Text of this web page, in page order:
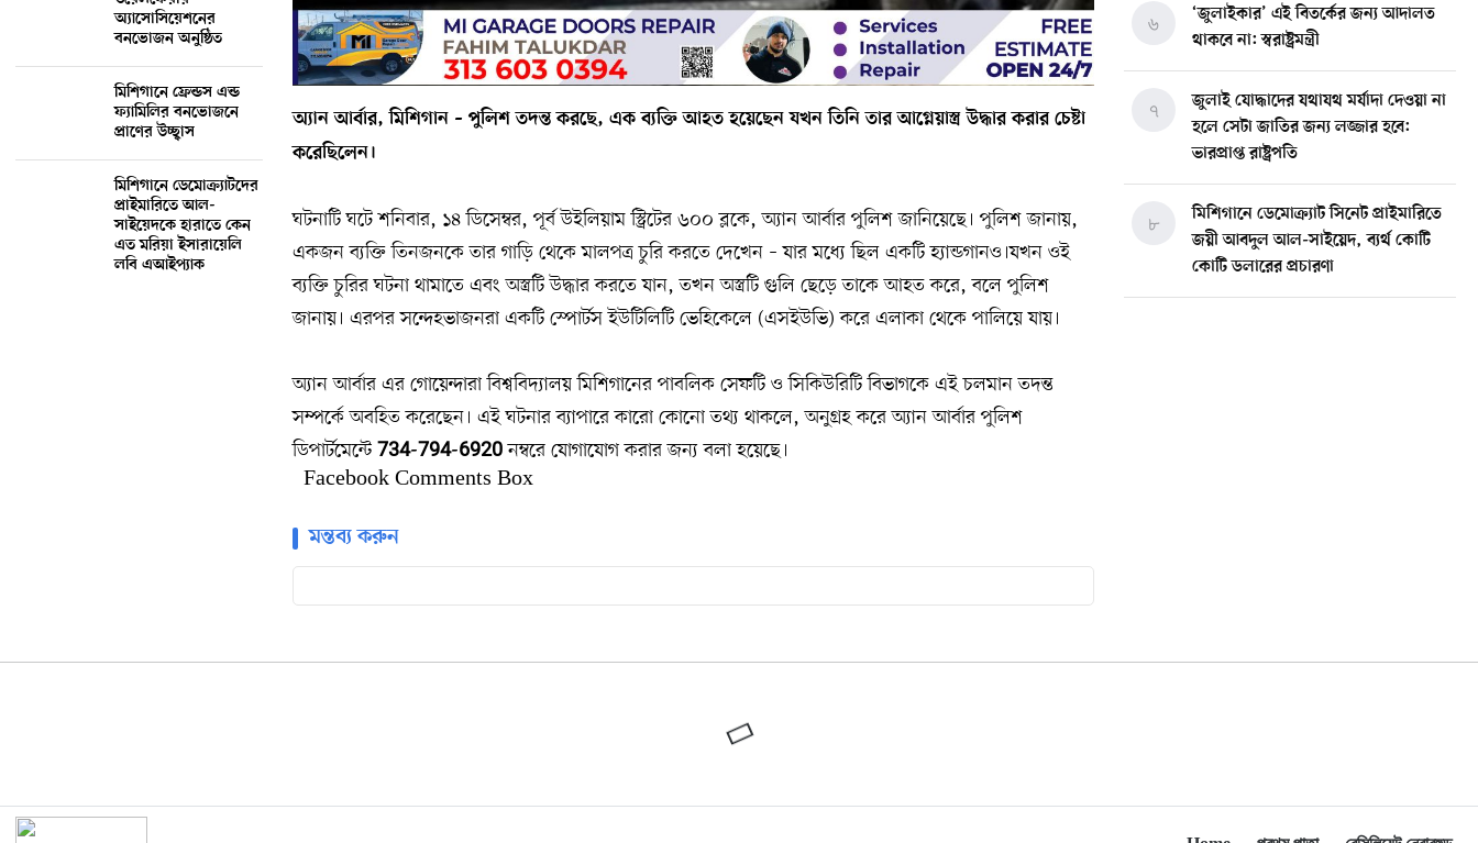
অ্যাসোসিয়েশনের
বনভোজন অনুষ্ঠিত
মিশিগানে ফ্রেন্ডস এন্ড
ফ্যামিলির বনভোজনে
প্রাণের উচ্ছ্বাস
মিশিগানে ডেমোক্র্যাটদের
প্রাইমারিতে আল-
সাইয়েদকে হারাতে কেন
এত মরিয়া ইসারায়েলি
লবি এআইপ্যাক
অ্যান আর্বার, মিশিগান – পুলিশ তদন্ত করছে, এক ব্যক্তি আহত হয়েছেন যখন তিনি তার আগ্নেয়াস্ত্র উদ্ধার করার চেষ্টা
করেছিলেন।
ঘটনাটি ঘটে শনিবার, ১৪ ডিসেম্বর, পূর্ব উইলিয়াম স্ট্রিটের ৬০০ ব্লকে, অ্যান আর্বার পুলিশ জানিয়েছে। পুলিশ জানায়,
একজন ব্যক্তি তিনজনকে তার গাড়ি থেকে মালপত্র চুরি করতে দেখেন – যার মধ্যে ছিল একটি হ্যান্ডগানও।যখন ওই
ব্যক্তি চুরির ঘটনা থামাতে এবং অস্ত্রটি উদ্ধার করতে যান, তখন অস্ত্রটি গুলি ছেড়ে তাকে আহত করে, বলে পুলিশ
জানায়। এরপর সন্দেহভাজনরা একটি স্পোর্টস ইউটিলিটি ভেহিকেলে (এসইউভি) করে এলাকা থেকে পালিয়ে যায়।
অ্যান আর্বার এর গোয়েন্দারা বিশ্ববিদ্যালয় মিশিগানের পাবলিক সেফটি ও সিকিউরিটি বিভাগকে এই চলমান তদন্ত
সম্পর্কে অবহিত করেছেন। এই ঘটনার ব্যাপারে কারো কোনো তথ্য থাকলে, অনুগ্রহ করে অ্যান আর্বার পুলিশ
ডিপার্টমেন্টে 734-794-6920নম্বরে যোগাযোগ করার জন্য বলা হয়েছে।
Facebook Comments Box
মন্তব্য করুন
‘জুলাইকার’ এই বিতর্কের জন্য আদালত
থাকবে না: স্বরাষ্ট্রমন্ত্রী
৬
জুলাই যোদ্ধাদের যথাযথ মর্যাদা দেওয়া না
হলে সেটা জাতির জন্য লজ্জার হবে:
ভারপ্রাপ্ত রাষ্ট্রপতি
৭
মিশিগানে ডেমোক্র্যাট সিনেট প্রাইমারিতে
জয়ী আবদুল আল-সাইয়েদ, ব্যর্থ কোটি
কোটি ডলারের প্রচারণা
৮